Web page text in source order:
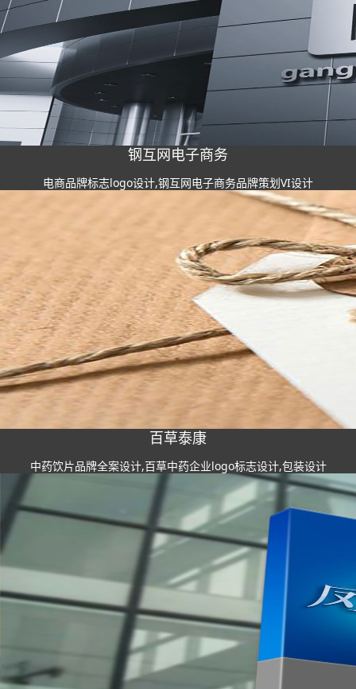
钢互网电子商务
电商品牌标志logo设计,钢互网电子商务品牌策划VI设计
百草泰康
中药饮片品牌全案设计,百草中药企业logo标志设计,包装设计